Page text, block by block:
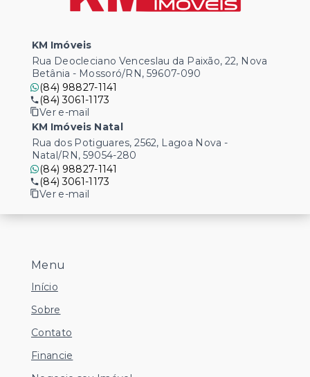
Menu
Início
Sobre
Contato
Financie
KM Imóveis
Rua Deocleciano Venceslau da Paixão, 22, Nova
Betânia - Mossoró/RN, 59607-090
(84) 98827-1141
(84) 3061-1173
Ver e-mail
KM Imóveis Natal
Rua dos Potiguares, 2562, Lagoa Nova -
Natal/RN, 59054-280
(84) 98827-1141
(84) 3061-1173
Ver e-mail